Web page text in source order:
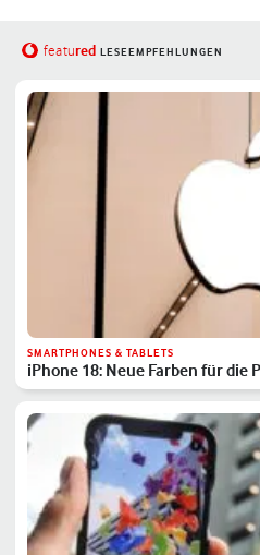
featured LESEEMPFEHLUNGEN
SMARTPHONES & TABLETS
iPhone 18: Neue Farben für die